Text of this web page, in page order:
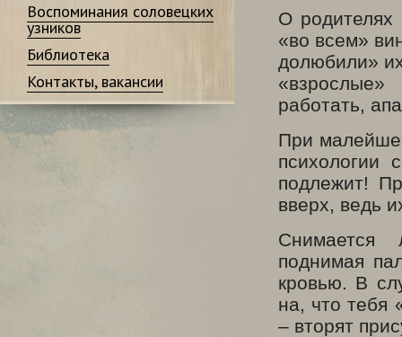
Воспоминания соловецких
узников
Библиотека
Контакты, вакансии
О родителях
«во всем»
долюбили»
работать,
При
психологии
подлежит!
вверх, ведь
Снимается
поднимая
кровью. В
на, что тебя
– вторят